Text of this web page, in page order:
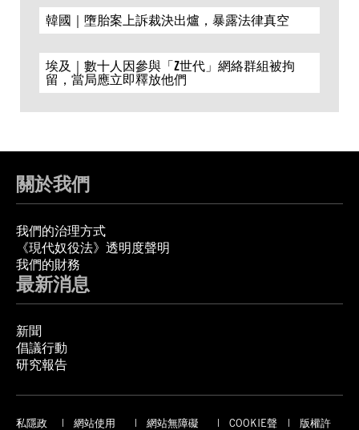
韓國｜墮胎案上訴裁決出爐，暴露法律真空
埃及｜數十人因參與「Z世代」網絡群組被拘
留，當局應立即釋放他們
關於我們
我們的治理方式
《現代奴役法》透明度聲明
我們的財務
最新消息
新聞
倡議行動
研究報告
私隱政 網站使用 網站無障礙 COOKIE聲 版權許